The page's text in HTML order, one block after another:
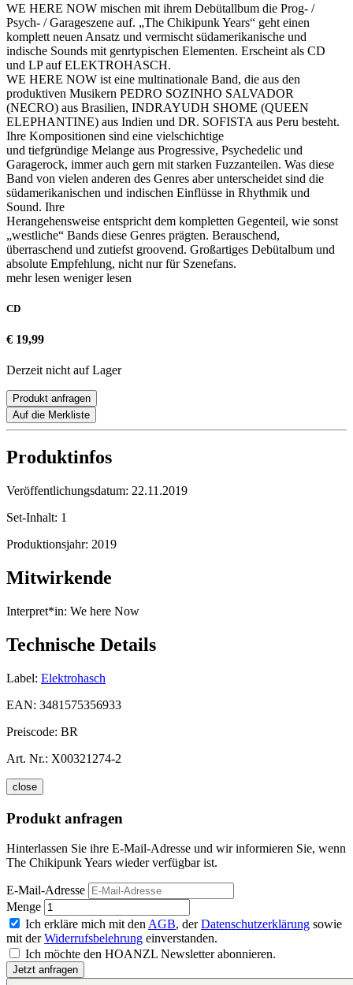
WE HERE NOW mischen mit ihrem Debütallbum die Prog- /
Psych- / Garageszene auf. „The Chikipunk Years“ geht einen
komplett neuen Ansatz und vermischt südamerikanische und
indische Sounds mit genrtypischen Elementen. Erscheint als CD
und LP auf ELEKTROHASCH.
WE HERE NOW ist eine multinationale Band, die aus den
produktiven Musikern PEDRO SOZINHO SALVADOR
(NECRO) aus Brasilien, INDRAYUDH SHOME (QUEEN
ELEPHANTINE) aus Indien und DR. SOFISTA aus Peru besteht.
Ihre Kompositionen sind eine vielschichtige
und tiefgründige Melange aus Progressive, Psychedelic und
Garagerock, immer auch gern mit starken Fuzzanteilen. Was diese
Band von vielen anderen des Genres aber unterscheidet sind die
südamerikanischen und indischen Einflüsse in Rhythmik und
Sound. Ihre
Herangehensweise entspricht dem kompletten Gegenteil, wie sonst
„westliche“ Bands diese Genres prägten. Berauschend,
überraschend und zutiefst groovend. Großartiges Debütalbum und
absolute Empfehlung, nicht nur für Szenefans.
mehr lesen weniger lesen
CD
€ 19,99
Derzeit nicht auf Lager
Produkt anfragen
Auf die Merkliste
Produktinfos
Veröffentlichungsdatum: 22.11.2019
Set-Inhalt: 1
Produktionsjahr: 2019
Mitwirkende
Interpret*in: We here Now
Technische Details
Label: Elektrohasch
EAN: 3481575356933
Preiscode: BR
Art. Nr.: X00321274-2
close
Produkt anfragen
Hinterlassen Sie ihre E-Mail-Adresse und wir informieren Sie, wenn
The Chikipunk Years wieder verfügbar ist.
E-Mail-Adresse
Menge
Ich erkläre mich mit den AGB, derDatenschutzerklärung sowie
mit derWiderrufsbelehrung einverstanden.
Ich möchte den HOANZL Newsletter abonnieren.